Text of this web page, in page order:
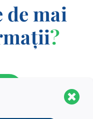
de mai
?